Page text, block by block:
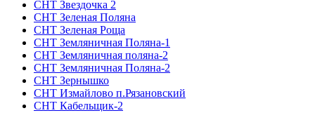
СНТ Звездочка 2
СНТ Зеленая Поляна
СНТ Зеленая Роща
СНТ Земляничная Поляна-1
СНТ Земляничная поляна-2
СНТ Земляничная Поляна-2
СНТ Зернышко
СНТ Измайлово п.Рязановский
СНТ Кабельщик-2